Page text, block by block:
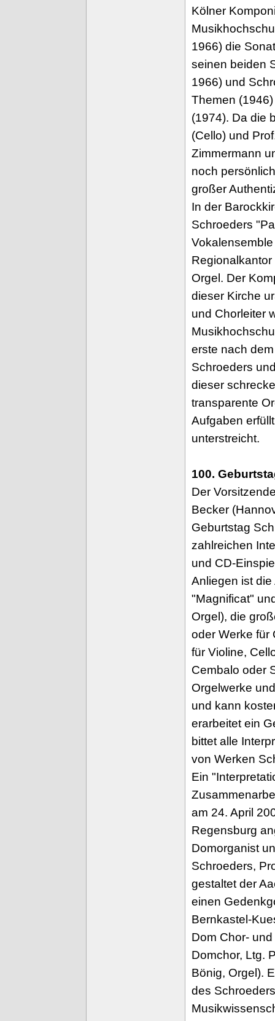
Kölner
1966) die
seinen beiden
1966) und
Themen
(1974). Da die
(Cello) und
Zimmermann
noch
großer
In der
Schroeders
Orgel. Der
dieser Kirche
und Chorleiter
erste nach
Schroeders
dieser
transparente
Aufgaben
unterstreicht.
100.
Der
Becker
Geburtstag
zahlreichen
und CD-
Anliegen ist
"Magnificat"
Orgel), die
oder Werke für
für Violine,
Cembalo oder
Orgelwerke
und kann
erarbeitet ein
bittet alle
von Werken
Ein
am 24. April
Regensburg
Domorganist
Schroeders,
gestaltet der
einen
Bernkastel-
Dom Chor-
Domchor, Ltg.
Bönig, Orgel).
des